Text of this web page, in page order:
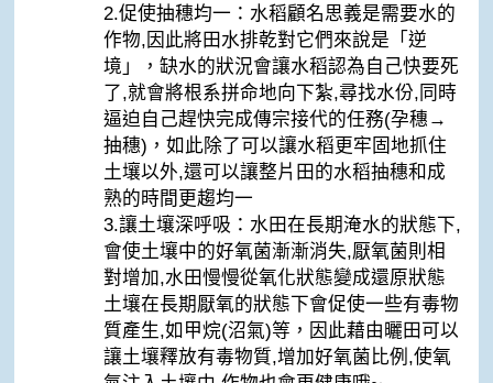
2.促使抽穗均一：水稻顧名思義是需要水的
作物,因此將田水排乾對它們來說是「逆
境」，缺水的狀況會讓水稻認為自己快要死
了,就會將根系拼命地向下紮,尋找水份,同時
逼迫自己趕快完成傳宗接代的任務(孕穗→
抽穗)，如此除了可以讓水稻更牢固地抓住
土壤以外,還可以讓整片田的水稻抽穗和成
熟的時間更趨均一
3.讓土壤深呼吸：水田在長期淹水的狀態下,
會使土壤中的好氧菌漸漸消失,厭氧菌則相
對增加,水田慢慢從氧化狀態變成還原狀態
土壤在長期厭氧的狀態下會促使一些有毒物
質產生,如甲烷(沼氣)等，因此藉由曬田可以
讓土壤釋放有毒物質,增加好氧菌比例,使氧